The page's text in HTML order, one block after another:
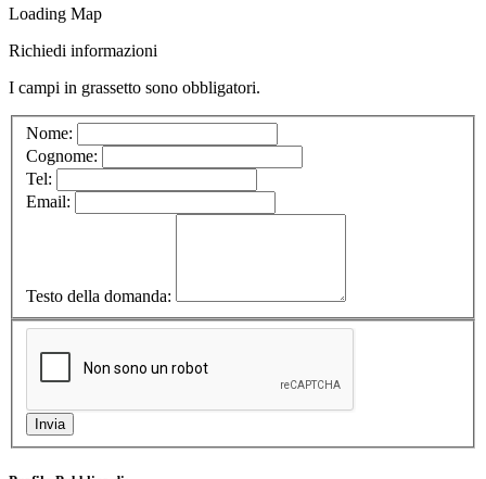
Loading Map
Richiedi informazioni
I campi in grassetto sono obbligatori.
Nome:
Cognome:
Tel:
Email:
Testo della domanda: